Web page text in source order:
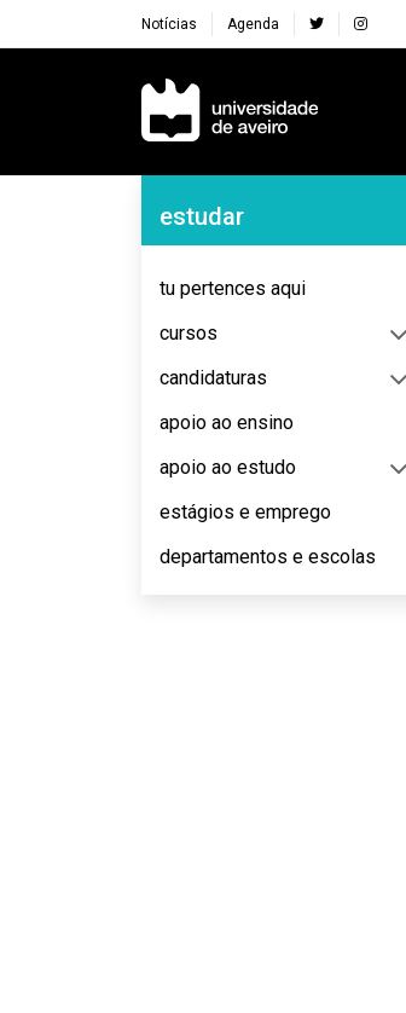
Notícias Agenda
Navegação Principal
Navegação Lateral
estudar
tu pertences aqui
cursos
candidaturas
apoio ao ensino
apoio ao estudo
estágios e emprego
departamentos e escolas